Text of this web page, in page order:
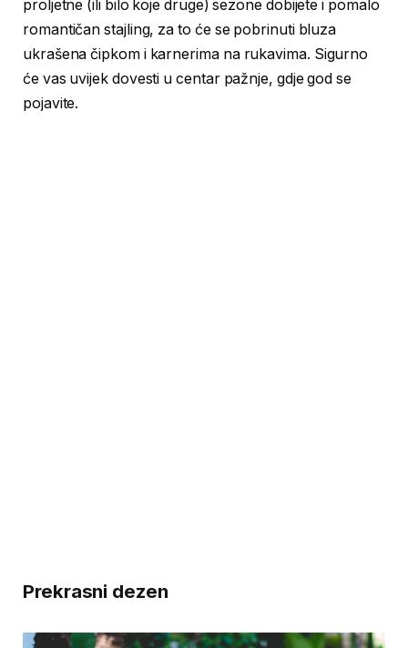
proljetne (ili bilo koje druge) sezone dobijete i pomalo
romantičan stajling, za to će se pobrinuti bluza
ukrašena čipkom i karnerima na rukavima. Sigurno
će vas uvijek dovesti u centar pažnje, gdje god se
pojavite.
Prekrasni dezen